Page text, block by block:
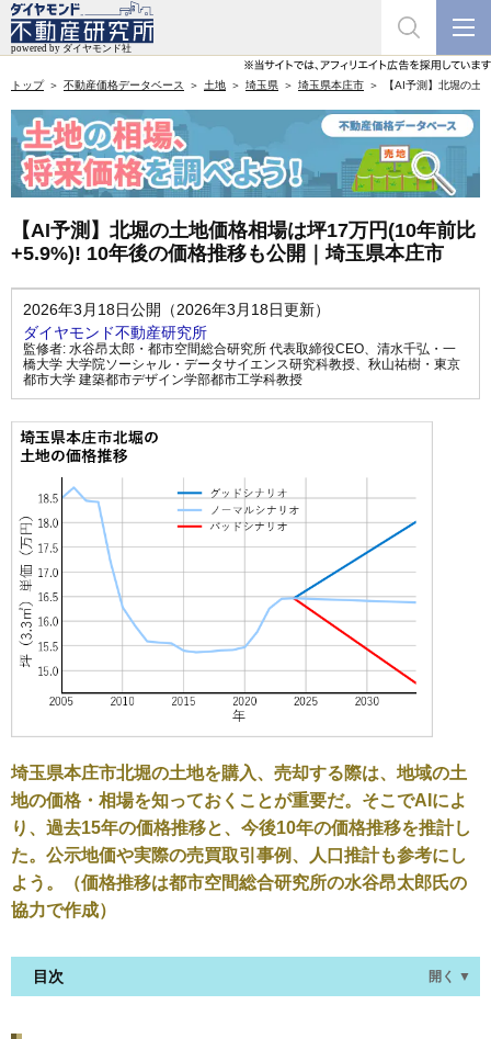
トップ 不動産価格データベース 土地 埼玉県 埼玉県本庄市 【AI予測】北堀の
【AI予測】北堀の土地価格相場は坪17万円(10年前比
+5.9%)! 10年後の価格推移も公開｜埼玉県本庄市
2026年3月18日公開（2026年3月18日更新）
ダイヤモンド不動産研究所
監修者: 水谷昂太郎・都市空間総合研究所 代表取締役CEO、 清水千弘・一
橋大学 大学院ソーシャル・データサイエンス研究科教授、 秋山祐樹・東京
都市大学 建築都市デザイン学部都市工学科教授
埼玉県本庄市北堀の土地を購入、売却する際は、地域の土
地の価格・相場を知っておくことが重要だ。そこでAIによ
り、過去15年の価格推移と、今後10年の価格推移を推計し
た。公示地価や実際の売買取引事例、人口推計も参考にし
よう。（価格推移は都市空間総合研究所の水谷昂太郎氏の
協力で作成）
目次 開く ▼